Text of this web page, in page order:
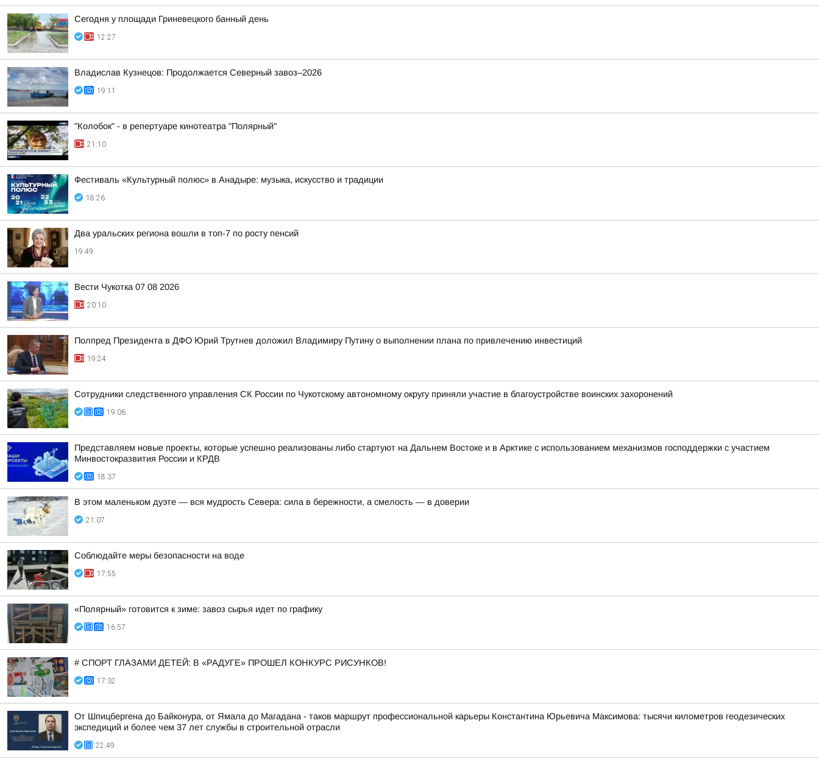
Сегодня у площади Гриневецкого банный день
12:27
Владислав Кузнецов: Продолжается Северный завоз–2026
19:11
"Колобок" - в репертуаре кинотеатра "Полярный"
21:10
Фестиваль «Культурный полюс» в Анадыре: музыка, искусство и традиции
18:26
Два уральских региона вошли в топ-7 по росту пенсий
19:49
Вести Чукотка 07 08 2026
20:10
Полпред Президента в ДФО Юрий Трутнев доложил Владимиру Путину о выполнении плана по привлечению инвестиций
19:24
Сотрудники следственного управления СК России по Чукотскому автономному округу приняли участие в благоустройстве воинских захоронений
19:06
Представляем новые проекты, которые успешно реализованы либо стартуют на Дальнем Востоке и в Арктике с использованием механизмов господдержки с участием
Минвостокразвития России и КРДВ
18:37
В этом маленьком дуэте — вся мудрость Севера: сила в бережности, а смелость — в доверии
21:07
Соблюдайте меры безопасности на воде
17:55
«Полярный» готовится к зиме: завоз сырья идет по графику
16:57
# СПОРТ ГЛАЗАМИ ДЕТЕЙ: В «РАДУГЕ» ПРОШЕЛ КОНКУРС РИСУНКОВ!
17:32
От Шпицбергена до Байконура, от Ямала до Магадана - таков маршрут профессиональной карьеры Константина Юрьевича Максимова: тысячи километров геодезических
экспедиций и более чем 37 лет службы в строительной отрасли
22:49